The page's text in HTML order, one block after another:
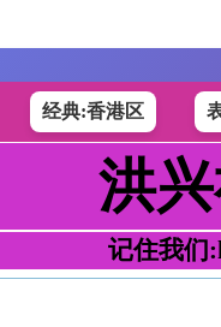
经典:香港区
洪
记住我们